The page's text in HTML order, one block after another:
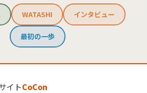
WATASHI インタビュー
最初の一歩
イトCoCon